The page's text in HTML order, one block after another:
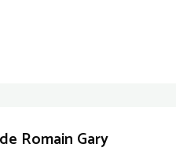
Romain Gary